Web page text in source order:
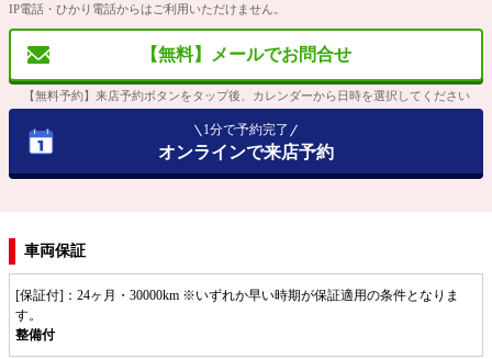
IP電話・ひかり電話からはご利用いただけません。
【無料】メールでお問合せ
【無料予約】来店予約ボタンをタップ後、カレンダーから日時を選択してください
1分で予約完了
オンラインで来店予約
車両保証
[保証付]：24ヶ月・30000km ※いずれか早い時期が保証適用の条件となりま
す。
整備付